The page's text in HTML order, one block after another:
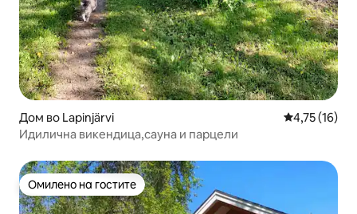
Дом во Lapinjärvi Просечна
4,75 (16)
Идилична викендица,сауна и парцели
Омилено на гостите
Омилено на гостите